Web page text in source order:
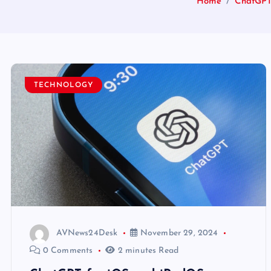
TECHNOLOGY
AVNews24Desk
November 29, 2024
0 Comments
2 minutes Read